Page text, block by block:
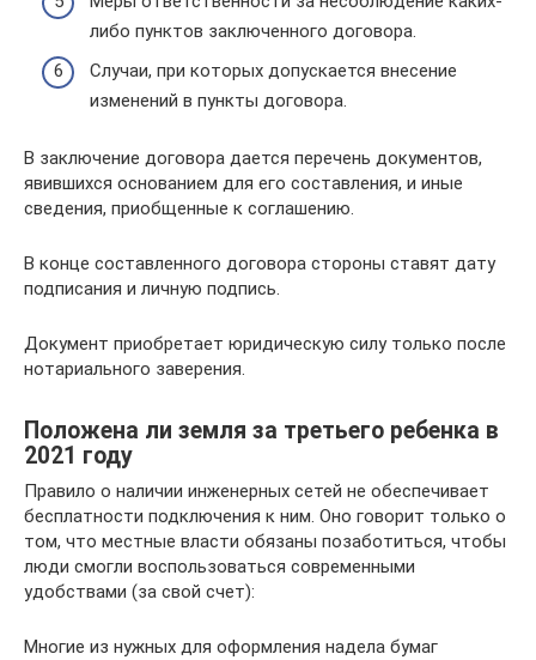
либо пунктов заключенного договора.
Случаи, при которых допускается внесение
изменений в пункты договора.
В заключение договора дается перечень документов,
явившихся основанием для его составления, и иные
сведения, приобщенные к соглашению.
В конце составленного договора стороны ставят дату
подписания и личную подпись.
Документ приобретает юридическую силу только после
нотариального заверения.
Положена ли земля за третьего ребенка в
2021 году
Правило о наличии инженерных сетей не обеспечивает
бесплатности подключения к ним. Оно говорит только о
том, что местные власти обязаны позаботиться, чтобы
люди смогли воспользоваться современными
удобствами (за свой счет):
Многие из нужных для оформления надела бумаг